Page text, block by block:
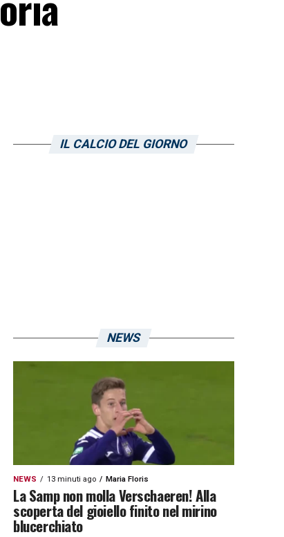
IL CALCIO DEL GIORNO
NEWS
NEWS 13 minuti ago Maria Floris
La Samp non molla Verschaeren! Alla
scoperta del gioiello finito nel mirino
blucerchiato